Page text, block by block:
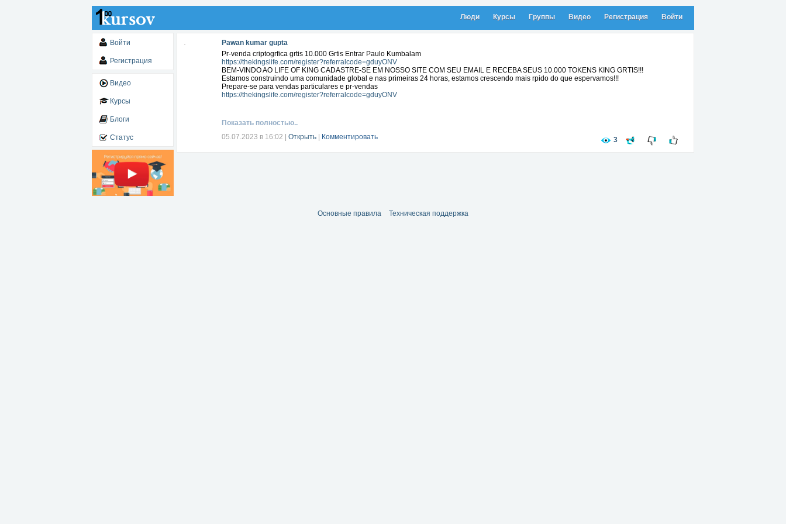
Люди Курсы Группы Видео Регистрация Войти
Войти
Регистрация
Видео
Курсы
Блоги
Статус
Pawan kumar gupta
Pr-venda criptogrfica grtis 10.000 Grtis Entrar Paulo Kumbalam
https://thekingslife.com/register?referralcode=gduyONV
BEM-VINDO AO LIFE OF KING CADASTRE-SE EM NOSSO SITE COM SEU EMAIL E RECEBA SEUS 10.000 TOKENS KING GRTIS!!!
Estamos construindo uma comunidade global e nas primeiras 24 horas, estamos crescendo mais rpido do que espervamos!!!
Prepare-se para vendas particulares e pr-vendas
https://thekingslife.com/register?referralcode=gduyONV
Показать полностью..
05.07.2023 в 16:02
Открыть Комментировать 3
Основные правила Техническая поддержка